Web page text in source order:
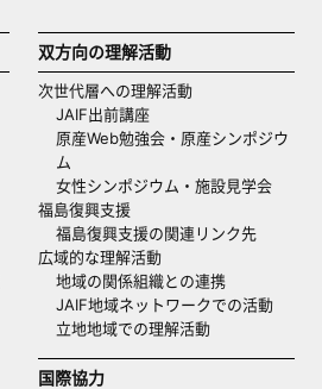
双方向の理解活動
次世代層への理解活動
JAIF出前講座
原産Web勉強会・原産シンポジウ
ム
女性シンポジウム・施設見学会
福島復興支援
福島復興支援の関連リンク先
広域的な理解活動
地域の関係組織との連携
JAIF地域ネットワークでの活動
立地地域での理解活動
国際協力